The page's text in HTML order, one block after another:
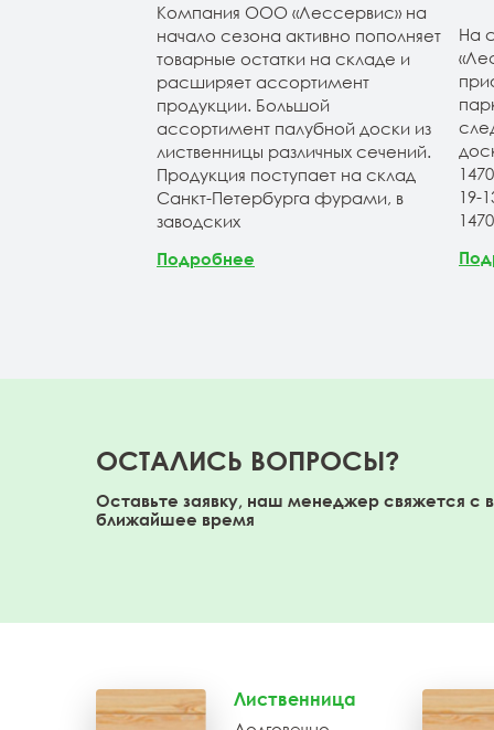
Компания ООО «Лессервис» на
начало сезона активно пополняет
товарные остатки на складе и
расширяет ассортимент
продукции. Большой
ассортимент палубной доски из
лиственницы различных сечений.
Продукция поступает на склад
Санкт-Петербурга фурами, в
заводских
Подробнее
На
19-
ОСТАЛИСЬ ВОПРОСЫ?
Оставьте заявку, наш менеджер свяжется с
ближайшее время
Лиственница